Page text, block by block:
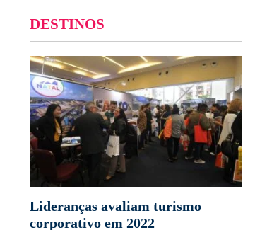
DESTINOS
Lideranças avaliam turismo
corporativo em 2022